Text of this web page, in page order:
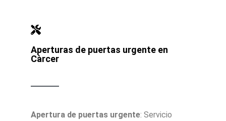
Aperturas de puertas urgente en
Càrcer
Apertura de puertas urgente: Servicio